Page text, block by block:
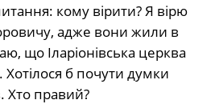
кому вірити? Я вірю
адже вони жили в
що Іларіонівська церква
Хотілося б почути думки
Хто правий?